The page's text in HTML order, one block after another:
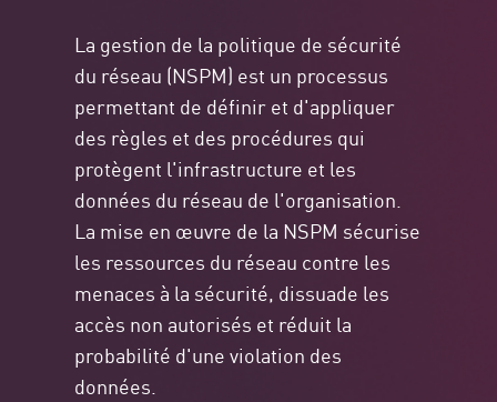
La gestion de la politique de sécurité
du réseau (NSPM) est un processus
permettant de définir et d'appliquer
des règles et des procédures qui
protègent l'infrastructure et les
données du réseau de l'organisation.
La mise en œuvre de la NSPM sécurise
les ressources du réseau contre les
menaces à la sécurité, dissuade les
accès non autorisés et réduit la
probabilité d'une violation des
données.